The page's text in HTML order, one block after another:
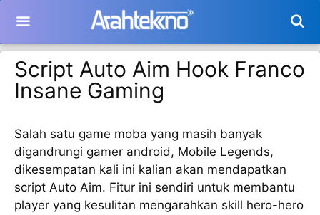
isi
Script Auto Aim Hook Franco
Insane Gaming
Salah satu game moba yang masih banyak
digandrungi gamer android, Mobile Legends,
dikesempatan kali ini kalian akan mendapatkan
script Auto Aim. Fitur ini sendiri untuk membantu
player yang kesulitan mengarahkan skill hero-hero